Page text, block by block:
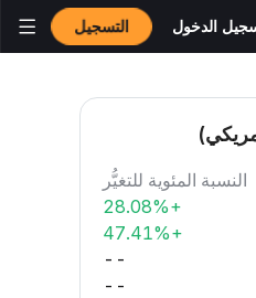
الدخول التسجيل
النسبة المئوية للتغيُّر
+28.08%
+47.41%
--
--